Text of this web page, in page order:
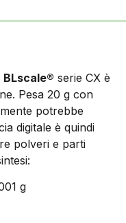
BLscale® serie CX è
Pesa 20 g con
potrebbe
digitale è quindi
polveri e parti
g